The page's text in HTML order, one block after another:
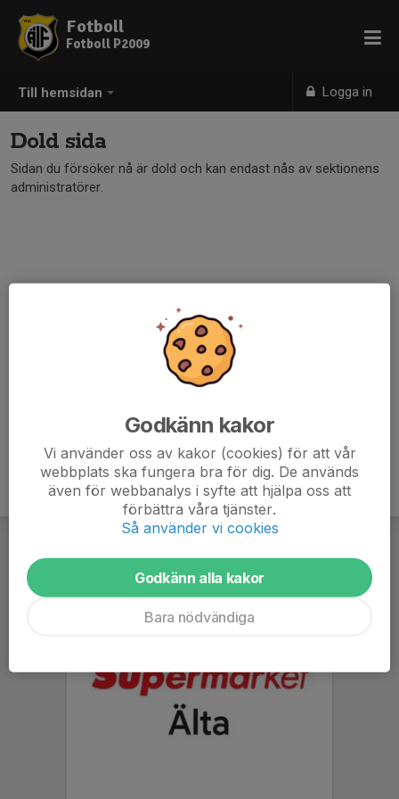
Till hemsidan Logga in
Fotboll
Fotboll P2009
Dold sida
Sidan du försöker nå är dold och kan endast nås av sektionens
administratörer.
Godkänn kakor
Vi använder oss av kakor (cookies) för att vår
webbplats ska fungera bra för dig. De används
även för webbanalys i syfte att hjälpa oss att
förbättra våra tjänster.
Så använder vi cookies
Godkänn alla kakor
Bara nödvändiga